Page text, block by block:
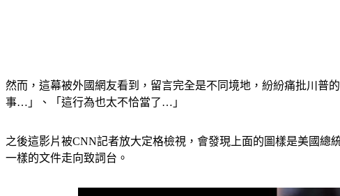
然而，這幕被外國網友看到，留言完全是不同境地，紛紛痛批川普
事…」、「這行為也太不恰當了…」
之後這影片被CNN記者放大定格檢視，會發現上面的圖樣是美國
一樣的文件走向致詞台。